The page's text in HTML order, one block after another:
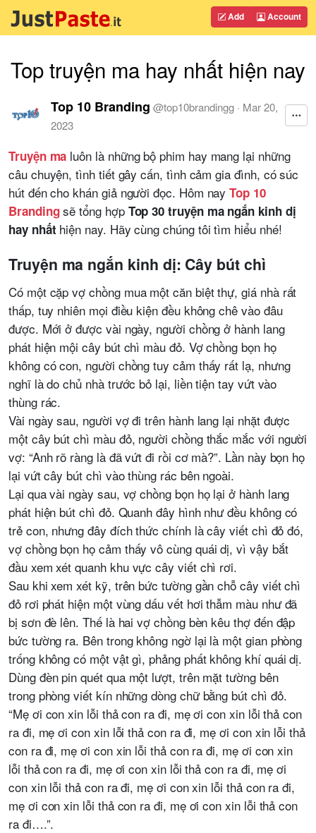
Add Account
Top truyện ma hay nhất hiện nay
Top 10 Branding @top10brandingg · Mar 20,
2023
Truyện ma luôn là những bộ phim hay mang lại những
câu chuyện, tình tiết gây cấn, tình cảm gia đình, có súc
hút đến cho khán giả người đọc. Hôm nayTop 10
Brandingsẽ tổng hợp Top 30 truyện ma ngắn kinh dị
hay nhất hiện nay. Hãy cùng chúng tôi tìm hiểu nhé!
Truyện ma ngắn kinh dị: Cây bút chì
Có một cặp vợ chồng mua một căn biệt thự, giá nhà rất
thấp, tuy nhiên mọi điều kiện đều không chê vào đâu
được. Mới ở được vài ngày, người chồng ở hành lang
phát hiện mội cây bút chì màu đỏ. Vợ chồng bọn họ
không có con, người chồng tuy cảm thấy rất lạ, nhưng
nghĩ là do chủ nhà trước bỏ lại, liền tiện tay vứt vào
thùng rác.
Vài ngày sau, người vợ đi trên hành lang lại nhặt được
một cây bút chì màu đỏ, người chồng thắc mắc với người
vợ: “Anh rõ ràng là đã vứt đi rồi cơ mà?”. Lần này bọn họ
lại vứt cây bút chì vào thùng rác bên ngoài.
Lại qua vài ngày sau, vợ chồng bọn họ lại ở hành lang
phát hiện bút chì đỏ. Quanh đây hình như đều không có
trẻ con, nhưng đây đích thức chính là cây viết chì đỏ đó,
vợ chồng bọn họ cảm thấy vô cùng quái dị, vì vậy bắt
đầu xem xét quanh khu vực cây viết chì rơi.
Sau khi xem xét kỹ, trên bức tường gần chỗ cây viết chì
đỏ rơi phát hiện một vùng dấu vết hơi thẫm màu như đã
bị sơn đè lên. Thế là hai vợ chồng bèn kêu thợ đến đập
bức tường ra. Bên trong không ngờ lại là một gian phòng
trống không có một vật gì, phảng phất không khí quái dị.
Dùng đèn pin quét qua một lượt, trên mặt tường bên
trong phòng viết kín những dòng chữ bằng bút chì đỏ.
“Mẹ ơi con xin lỗi thả con ra đi, mẹ ơi con xin lỗi thả con
ra đi, mẹ ơi con xin lỗi thả con ra đi, mẹ ơi con xin lỗi thả
con ra đi, mẹ ơi con xin lỗi thả con ra đi, mẹ ơi con xin
lỗi thả con ra đi, mẹ ơi con xin lỗi thả con ra đi, mẹ ơi
con xin lỗi thả con ra đi, mẹ ơi con xin lỗi thả con ra đi,
mẹ ơi con xin lỗi thả con ra đi, mẹ ơi con xin lỗi thả con
ra đi….”.